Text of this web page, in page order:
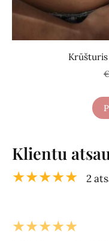
Klientu
★★★★★ 2
★★★★★